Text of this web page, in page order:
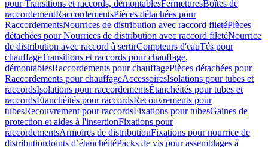
pour Transitions et raccords, démontablesFermeturesBoîtes de
raccordementRaccordementsPièces détachées pour
RaccordementsNourrices de distribution avec raccord filetéPièces
détachées pour Nourrices de distribution avec raccord filetéNourrice
de distribution avec raccord à sertirCompteurs d'eauTés pour
chauffageTransitions et raccords pour chauffage,
démontablesRaccordements pour chauffagePièces détachées pour
Raccordements pour chauffageAccessoiresIsolations pour tubes et
raccordsIsolations pour raccordementsÉtanchéités pour tubes et
raccordsÉtanchéités pour raccordsRecouvrements pour
tubesRecouvrement pour raccordsFixations pour tubesGaines de
protection et aides à l'insertionFixations pour
raccordementsArmoires de distributionFixations pour nourrice de
distributionJoints d’étanchéitéPacks de vis pour assemblages à